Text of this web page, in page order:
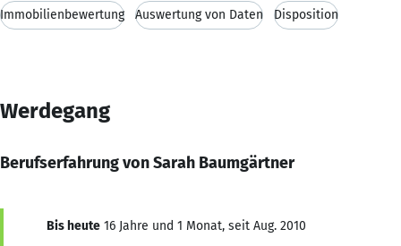
Immobilienbewertung Auswertung von Daten Disposition
Werdegang
Berufserfahrung von Sarah Baumgärtner
Bis heute 16 Jahre und 1 Monat, seit Aug. 2010